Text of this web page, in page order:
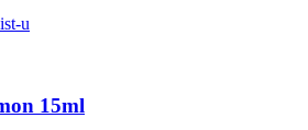
u
15ml